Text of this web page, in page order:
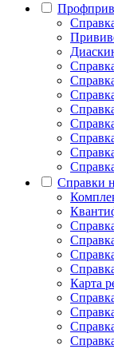
Справки
Карта